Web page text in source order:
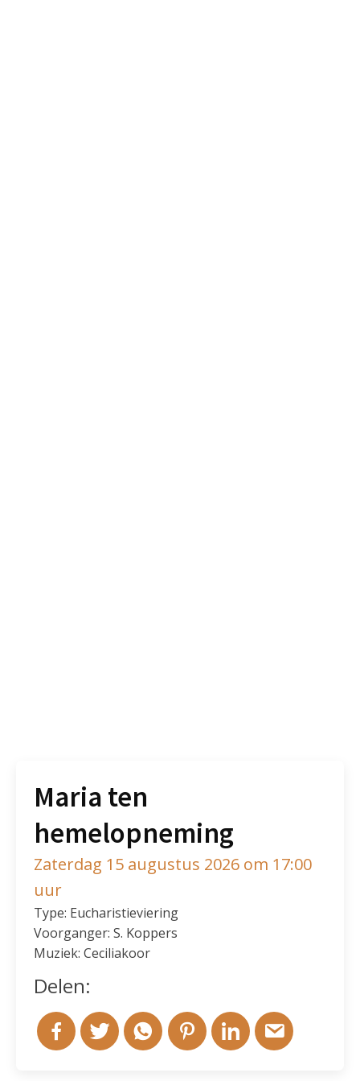
Maria ten
hemelopneming
Zaterdag 15 augustus 2026 om 17:00
uur
Type: Eucharistieviering
Voorganger: S. Koppers
Muziek: Ceciliakoor
Delen: